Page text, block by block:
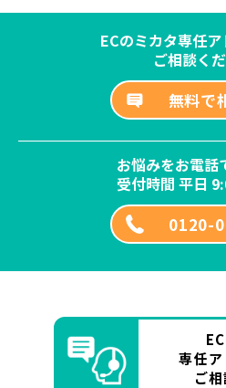
ECのミカタ専任
ご相談く
無料で
お悩みをお電話
受付時間 平日
0120-
専任
ご